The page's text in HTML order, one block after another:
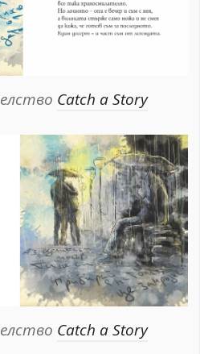
Catch a Story
Catch a Story